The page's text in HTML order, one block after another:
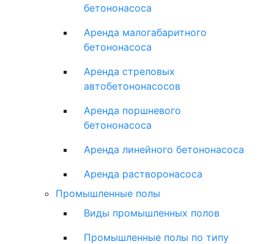
бетононасоса
Аренда малогабаритного
бетононасоса
Аренда стреловых
автобетононасосов
Аренда поршневого
бетононасоса
Аренда линейного бетононасоса
Аренда растворонасоса
Промышленные полы
Виды промышленных полов
Промышленные полы по типу